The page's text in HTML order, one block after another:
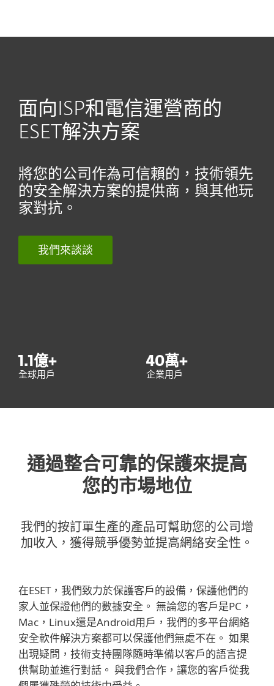
面向ISP和電信運營商的
ESET解決方案
將您的公司作為可信賴的，技術領先
的安全解決方案的提供商，與其他玩
家對抗。
我們來談談
1.1 億+
全球用戶
40萬+
企業用戶
通過整合可靠的保護來提高
您的市場地位
我們的按訂單生產的產品可幫助您的公司增
加收入，獲得競爭優勢並提高網絡安全性。
在ESET，我們致力於保護客戶的設備，保護他們的
家人並保證他們的數據安全。 無論您的客戶是PC，
Mac，Linux還是Android用戶，我們的多平台網絡
安全軟件解決方案都可以保護他們無處不在。 如果
出現疑問，技術支持團隊隨時準備以客戶的語言提
供幫助並進行對話。 與我們合作，讓您的客戶從我